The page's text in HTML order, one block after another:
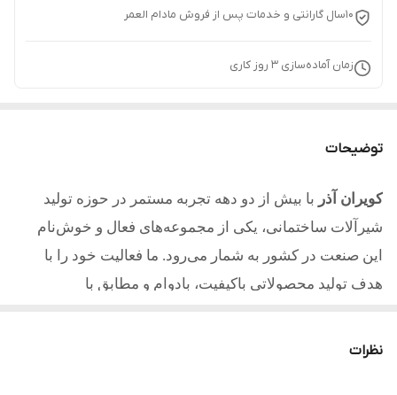
10سال گارانتی و خدمات پس از فروش مادام العمر
زمان آماده‌سازی 3 روز کاری
توضیحات
کویران آذر با بیش از دو دهه تجربه مستمر در حوزه تولید
شیرآلات ساختمانی، یکی از مجموعه‌های فعال و خوش‌نام
این صنعت در کشور به شمار می‌رود. ما فعالیت خود را با
هدف تولید محصولاتی باکیفیت، بادوام و مطابق با
فنی و تعهد به مشتریان یکی از مطلوب ترین تولیدکنندگان در
نظرات